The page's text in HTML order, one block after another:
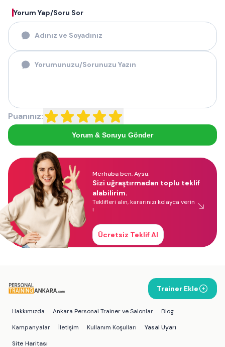
Yorum Yap/Soru Sor
Puanınız:
Yorum & Soruyu Gönder
Merhaba ben, Aysu.
Sizi uğraştırmadan toplu teklif
alabilirim.
Teklifleri alın, kararınızı kolayca verin
!
Ücretsiz Teklif Al
Trainer Ekle
Hakkımızda Ankara Personal Trainer ve Salonlar
Blog
Kampanyalar
İletişim Kullanım Koşulları
Yasal Uyarı
Site Haritası